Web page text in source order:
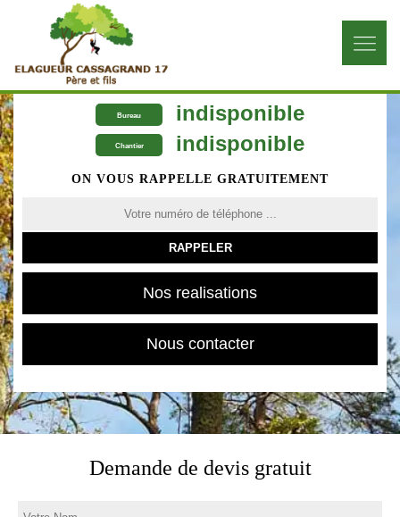
Bureau indisponible
Chantier indisponible
ON VOUS RAPPELLE GRATUITEMENT
Nos realisations
Nous contacter
Demande de devis gratuit